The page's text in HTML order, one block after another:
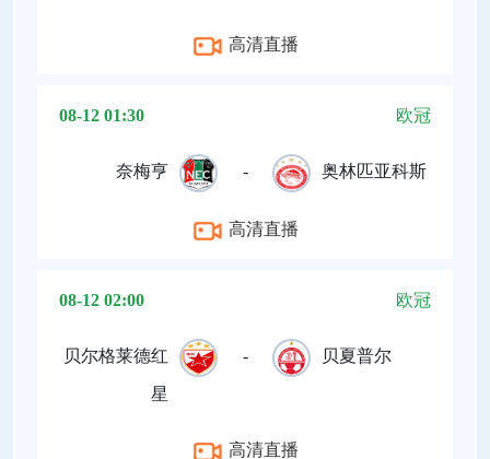
高清直播
08-12 01:30 欧冠
奈梅亨 - 奥林匹亚科斯
高清直播
08-12 02:00 欧冠
贝尔格莱德红
星
- 贝夏普尔
高清直播